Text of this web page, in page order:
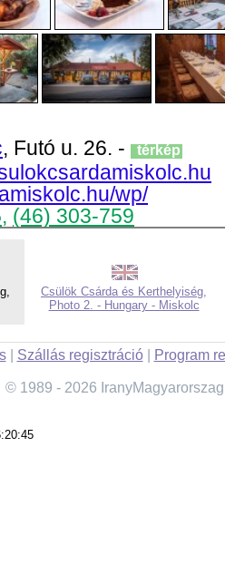
, Futó u. 26. - térkép
wp/
, (46) 303-759
Csülök Csárda és Kerthelyiség,
Photo 2. - Hungary - Miskolc
| Szállás regisztráció| Program
© 1989 - 2026